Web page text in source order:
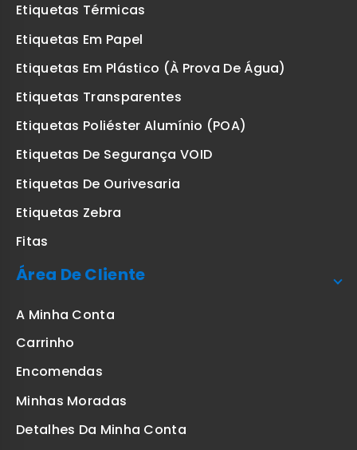
Etiquetas Térmicas
Etiquetas Em Papel
Etiquetas Em Plástico (à Prova De Água)
Etiquetas Transparentes
Etiquetas Poliéster Alumínio (POA)
Etiquetas De Segurança VOID
Etiquetas De Ourivesaria
Etiquetas Zebra
Fitas
Área De Cliente
A Minha Conta
Carrinho
Encomendas
Minhas Moradas
Detalhes Da Minha Conta